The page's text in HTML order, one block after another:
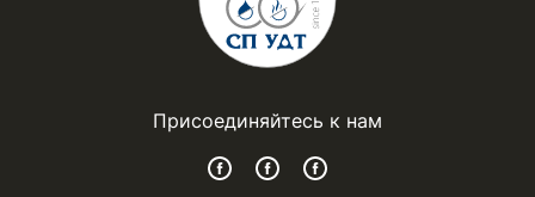
Присоединяйтесь к нам